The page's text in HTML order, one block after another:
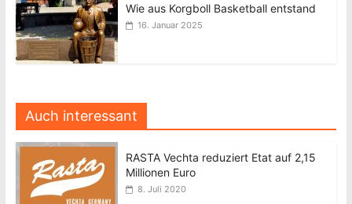
Wie aus Korgboll Basketball entstand
16. Januar 2025
Auch interessant
RASTA Vechta reduziert Etat auf 2,15
Millionen Euro
8. Juli 2020